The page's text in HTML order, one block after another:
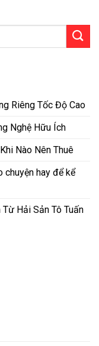
Riêng Tốc Độ Cao
Nghệ Hữu Ích
Nào Nên Thuê
chuyện hay để kể
Từ Hải Sản Tô Tuấn